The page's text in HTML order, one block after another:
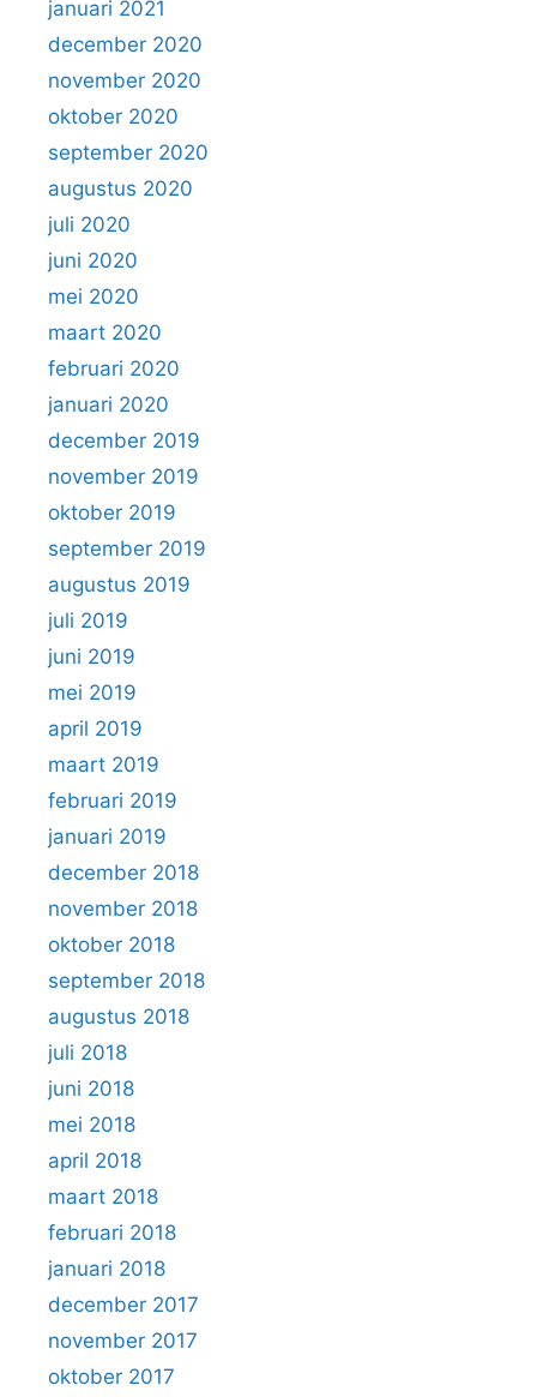
januari 2021
december 2020
november 2020
oktober 2020
september 2020
augustus 2020
juli 2020
juni 2020
mei 2020
maart 2020
februari 2020
januari 2020
december 2019
november 2019
oktober 2019
september 2019
augustus 2019
juli 2019
juni 2019
mei 2019
april 2019
maart 2019
februari 2019
januari 2019
december 2018
november 2018
oktober 2018
september 2018
augustus 2018
juli 2018
juni 2018
mei 2018
april 2018
maart 2018
februari 2018
januari 2018
december 2017
november 2017
oktober 2017